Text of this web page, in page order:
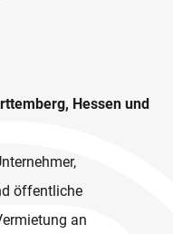
Hessen und
öffentliche
an